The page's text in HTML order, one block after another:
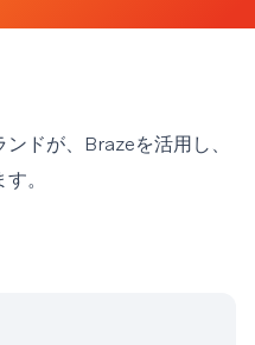
ドが、Brazeを活用し、
。